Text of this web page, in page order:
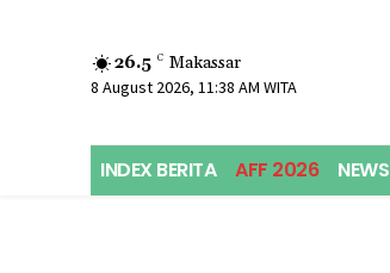
26.5 C Makassar
8 August 2026, 11:38 AM WITA
INDEX BERITA AFF 2026 NEWS